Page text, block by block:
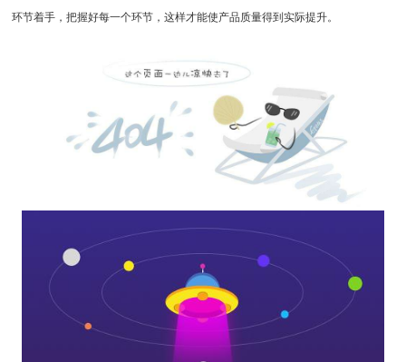
环节着手，把握好每一个环节，这样才能使产品质量得到实际提升。